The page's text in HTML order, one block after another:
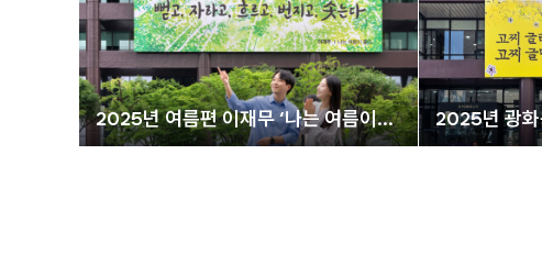
2025년 여름편 이재무 ‘나는 여름이
좋다’
2025년 광
넷플릭스 ‘폭